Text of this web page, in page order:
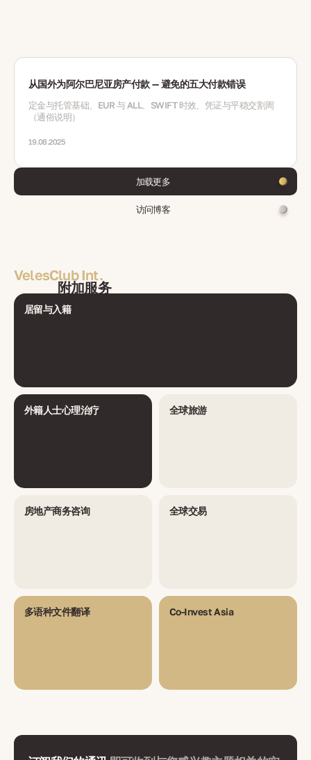
从国外为阿尔巴尼亚房产付款 — 避免的五大付款错误
定金与托管基础、EUR 与 ALL、SWIFT 时效、凭证与平稳交割周
（通俗说明）
19.08.2025
加载更多
访问博客
VelesClub Int.
附加服务
居留与入籍
外籍人士心理治疗 全球旅游
房地产商务咨询 全球交易
多语种文件翻译 Co-Invest Asia